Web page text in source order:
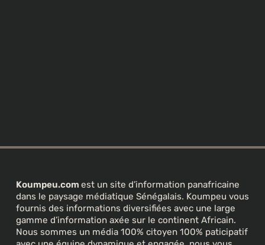
Koumpeu.com est un site d’information panafricaine
dans le paysage médiatique Sénégalais. Koumpeu vous
fournis des informations diversifiées avec une large
gamme d’information axée sur le continent Africain.
Nous sommes un média 100% citoyen 100% paticipatif